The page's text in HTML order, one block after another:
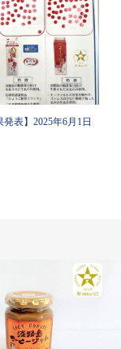
発表】2025年6月1日